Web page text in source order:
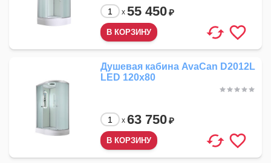
x 55 450₽
Душевая кабина AvaCan D2012L
LED 120x80
x 63 750₽